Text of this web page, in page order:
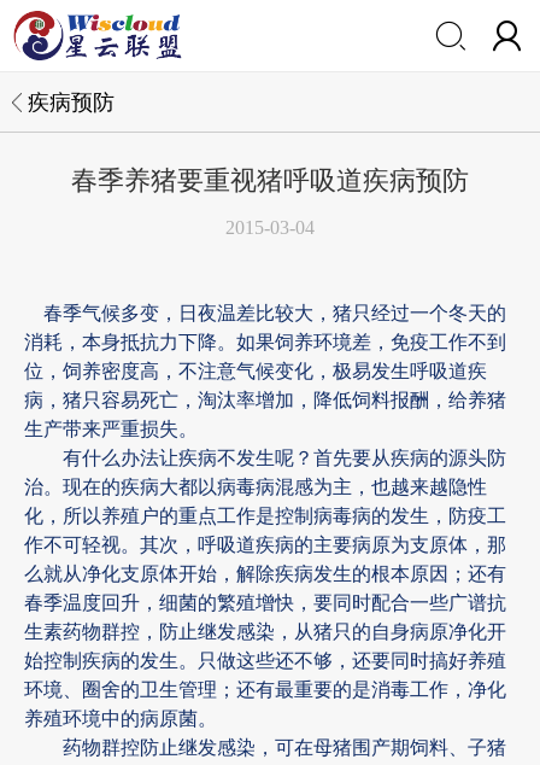
 
疾病预防
春季养猪要重视猪呼吸道疾病预防
2015-03-04
春季气候多变，日夜温差比较大，猪只经过一个冬天的
消耗，本身抵抗力下降。如果饲养环境差，免疫工作不到
位，饲养密度高，不注意气候变化，极易发生呼吸道疾
病，猪只容易死亡，淘汰率增加，降低饲料报酬，给养猪
生产带来严重损失。
有什么办法让疾病不发生呢？首先要从疾病的源头防
治。现在的疾病大都以病毒病混感为主，也越来越隐性
化，所以养殖户的重点工作是控制病毒病的发生，防疫工
作不可轻视。其次，呼吸道疾病的主要病原为支原体，那
么就从净化支原体开始，解除疾病发生的根本原因；还有
春季温度回升，细菌的繁殖增快，要同时配合一些广谱抗
生素药物群控，防止继发感染，从猪只的自身病原净化开
始控制疾病的发生。只做这些还不够，还要同时搞好养殖
环境、圈舍的卫生管理；还有最重要的是消毒工作，净化
养殖环境中的病原菌。
药物群控防止继发感染，可在母猪围产期饲料、子猪